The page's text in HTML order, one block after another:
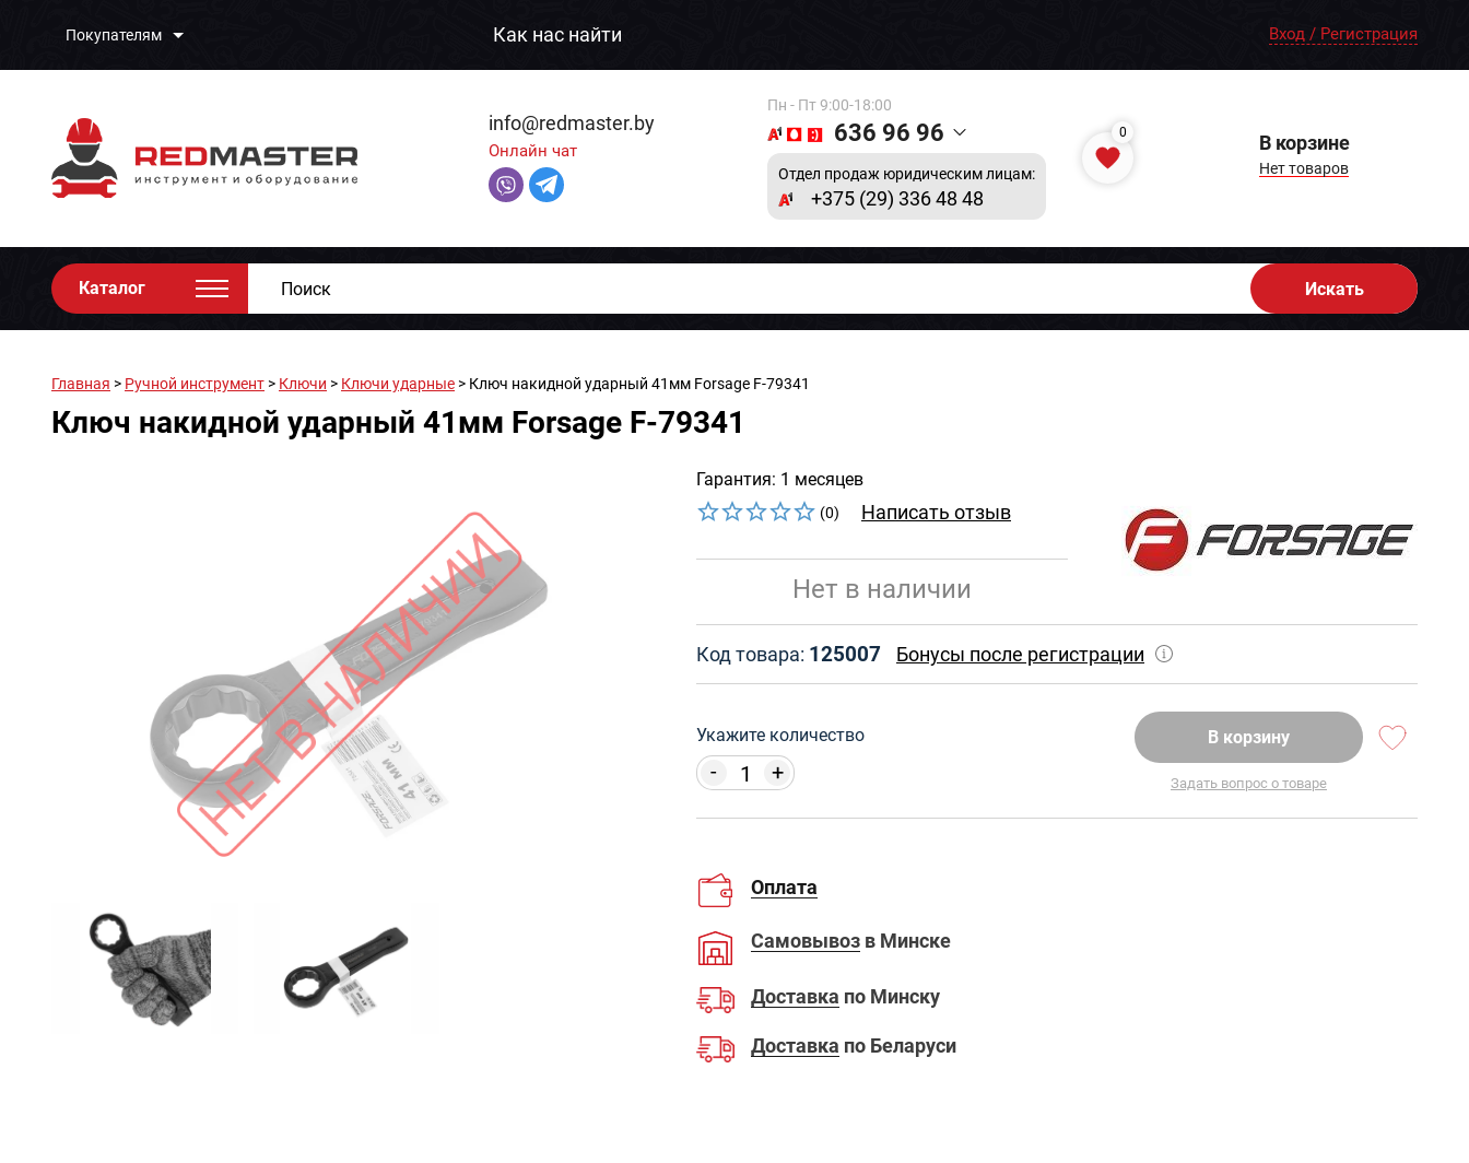
Покупателям Как нас найти Вход / Регистрация
info@redmaster.by
Онлайн чат
Пн - Пт 9:00-18:00
636 96 96
Отдел продаж юридическим лицам:
+375 (29) 336 48 48
0 В корзине
Нет товаров
Каталог Искать
Главная > Ручной инструмент > Ключи > Ключи ударные > Ключ накидной ударный 41мм Forsage F-79341
Ключ накидной ударный 41мм Forsage F-79341
Гарантия: 1 месяцев
(0) Написать отзыв
Нет в наличии
Код товара: 125007 Бонусы после регистрации
Укажите количество
+
-
В корзину
Задать вопрос о товаре
Оплата
Самовывоз в Минске
Доставка по Минску
Доставка по Беларуси